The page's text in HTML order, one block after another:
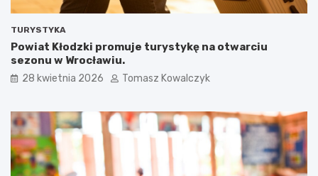
TURYSTYKA
Powiat Kłodzki promuje turystykę na otwarciu
sezonu w Wrocławiu.
28 kwietnia 2026 Tomasz Kowalczyk